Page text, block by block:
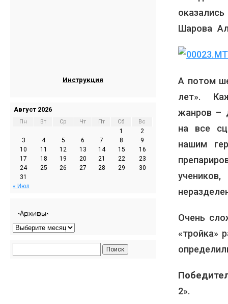
Шарова
А потом
лет».
жанров –
на все
нашим
Очень
«тройка»
2».
Инструкция
Август 2026
Пн Вт Ср Чт Пт Сб Вс
1
2
3
4 5 6 7 8
9
10
11 12 13 14 15
16
17
18 19 20 21 22
23
24
25 26 27 28 29
30
31
« Июл
•Архивы•